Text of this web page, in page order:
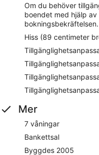
Om du behöver
boendet med hjälp
bokningsbekräftelsen.
Hiss (89 centimeter
Mer
7 våningar
Bankettsal
Byggdes 2005